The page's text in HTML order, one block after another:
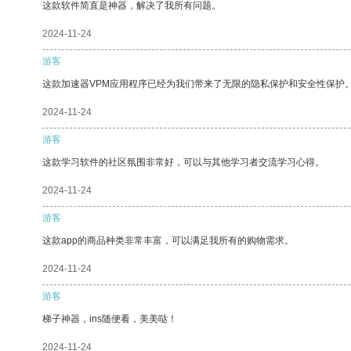
这款软件简直是神器，解决了我所有问题。
2024-11-24
游客
这款加速器VPM应用程序已经为我们带来了无限的隐私保护和安全性保护
2024-11-24
游客
这款学习软件的社区氛围非常好，可以与其他学习者交流学习心得。
2024-11-24
游客
这款app的商品种类非常丰富，可以满足我所有的购物需求。
2024-11-24
游客
梯子神器，ins随便看，美美哒！
2024-11-24